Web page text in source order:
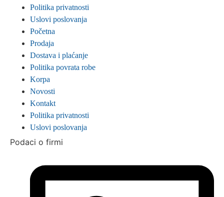
Politika privatnosti
Uslovi poslovanja
Početna
Prodaja
Dostava i plaćanje
Politika povrata robe
Korpa
Novosti
Kontakt
Politika privatnosti
Uslovi poslovanja
Podaci o firmi